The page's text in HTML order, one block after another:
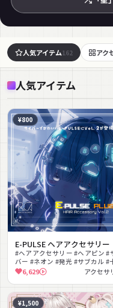
人気アイテム 162 アク
人気アイテム
¥800
E-PULSE ヘアアクセサリー
#ヘアアクセサリー #ヘアピン #
バー #ネオン #発光 #サブカル #
架 #天使界隈 #クリアパーツ #色
更可能
6,629 アクセサ
¥1,500